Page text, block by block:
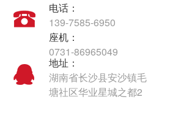
电话：
139-7585-6950
座机：
0731-86965049
地址：
湖南省长沙县安沙镇毛
塘社区华业星城之都2